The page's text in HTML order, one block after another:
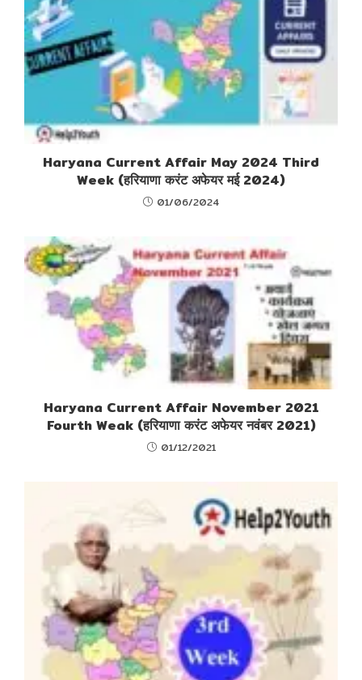
Haryana Current Affair May 2024 Third
Week (हरियाणा करंट अफेयर मई 2024)
01/06/2024
Haryana Current Affair November 2021
Fourth Weak (हरियाणा करंट अफेयर नवंबर 2021)
01/12/2021